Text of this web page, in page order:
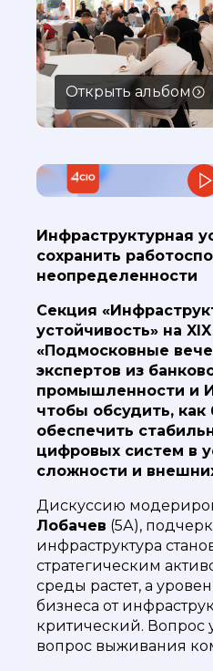
Открыть альбом
Инфраструктурная
сохранить
неопределенности
Секция
устойчивость» на
«Подмосковные
экспертов из
промышленности и
чтобы обсудить, как
обеспечить
цифровых систем в
сложности и
Дискуссию
Лобачев (5А),
инфраструктура
стратегическим
среды растет, а
бизнеса от
критический. Вопрос
вопрос выживания